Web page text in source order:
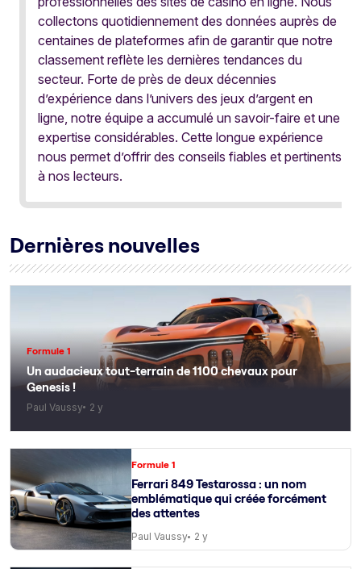
collectons quotidiennement des données auprès de
centaines de plateformes afin de garantir que notre
classement reflète les dernières tendances du
secteur. Forte de près de deux décennies
d’expérience dans l’univers des jeux d’argent en
ligne, notre équipe a accumulé un savoir-faire et une
expertise considérables. Cette longue expérience
nous permet d’offrir des conseils fiables et pertinents
à nos lecteurs.
Dernières nouvelles
Formule 1
Un audacieux tout-terrain de 1100 chevaux pour
Genesis !
Paul Vaussy 2 y
Formule 1
Ferrari 849 Testarossa : un nom
emblématique qui créée forcément
des attentes
Paul Vaussy 2 y